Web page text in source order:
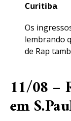
Curitiba.
Os
lembrando
de Rap
11/08 –
em